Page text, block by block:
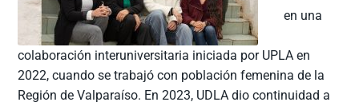
en una
colaboración interuniversitaria iniciada por UPLA en
2022, cuando se trabajó con población femenina de la
Región de Valparaíso. En 2023, UDLA dio continuidad a